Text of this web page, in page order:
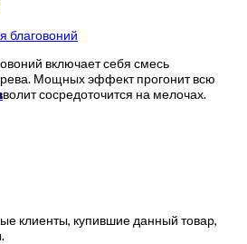
благовоний
включает себя смесь
Мощных эффект прогонит всю
сосредоточится на мелочах.
клиенты, купившие данный товар,